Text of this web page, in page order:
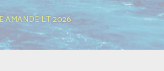
AMANDE LT 2026